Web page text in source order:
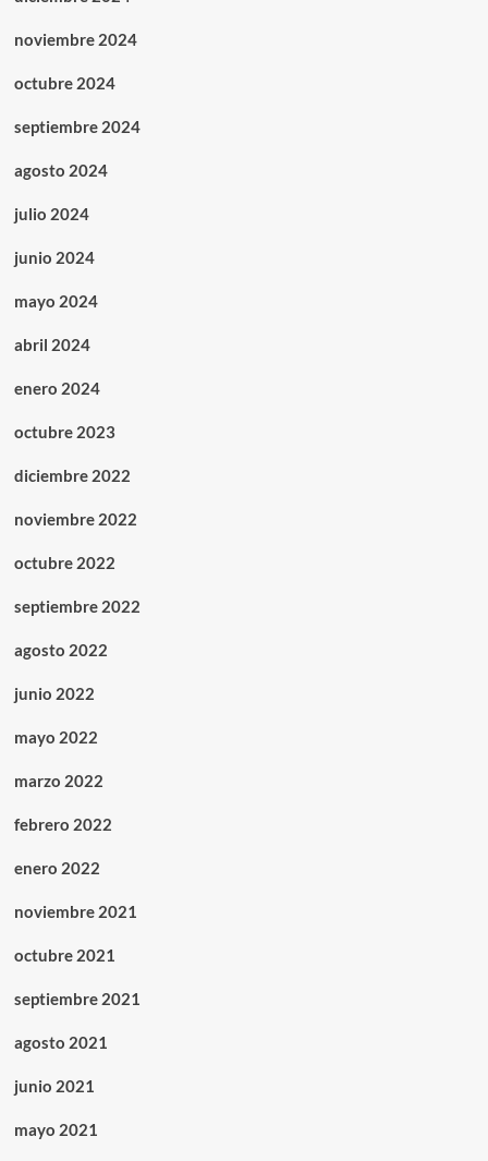
noviembre 2024
octubre 2024
septiembre 2024
agosto 2024
julio 2024
junio 2024
mayo 2024
abril 2024
enero 2024
octubre 2023
diciembre 2022
noviembre 2022
octubre 2022
septiembre 2022
agosto 2022
junio 2022
mayo 2022
marzo 2022
febrero 2022
enero 2022
noviembre 2021
octubre 2021
septiembre 2021
agosto 2021
junio 2021
mayo 2021